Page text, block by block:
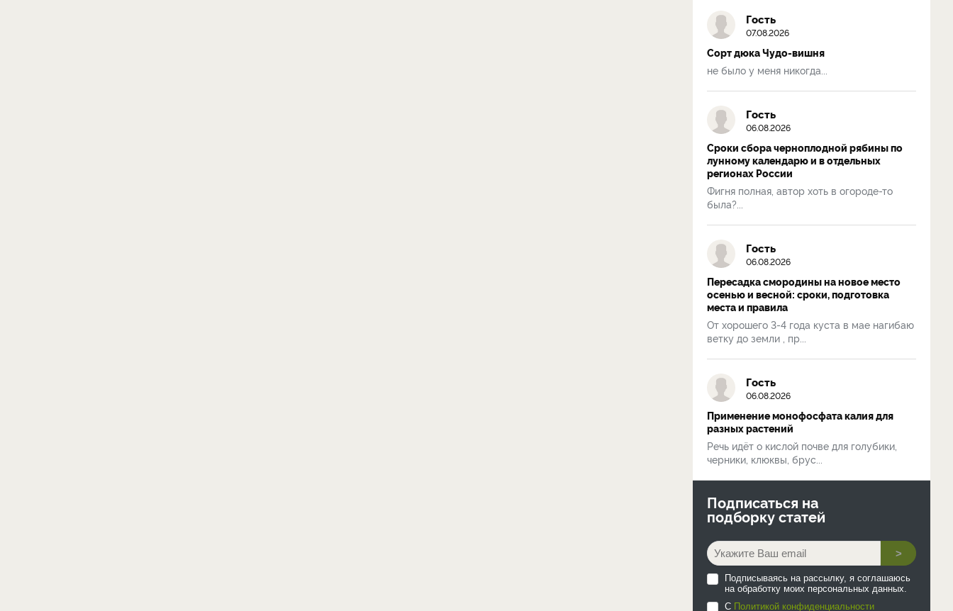
Гость
07.08.2026
Сорт дюка Чудо-вишня
не было у меня никогда...
Гость
06.08.2026
Сроки сбора черноплодной рябины по
лунному календарю и в отдельных
регионах России
Фигня полная, автор хоть в огороде-то
была?...
Гость
06.08.2026
Пересадка смородины на новое место
осенью и весной: сроки, подготовка
места и правила
От хорошего 3-4 года куста в мае нагибаю
ветку до земли , пр...
Гость
06.08.2026
Применение монофосфата калия для
разных растений
Речь идёт о кислой почве для голубики,
черники, клюквы, брус...
Подписаться на
подборку статей
>
Подписываясь на рассылку, я соглашаюсь
на обработку моих персональных данных.
С Политикой конфиденциальности